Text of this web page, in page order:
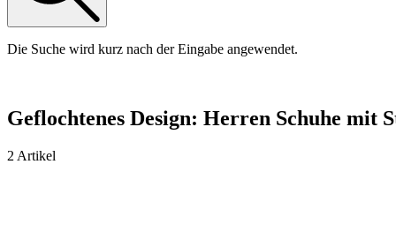
Die Suche wird kurz nach der Eingabe angewendet.
Geflochtenes Design: Herren Schuhe mit
2 Artikel